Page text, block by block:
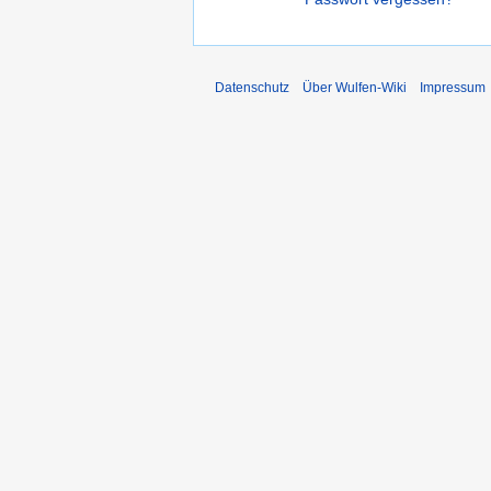
Datenschutz Über Wulfen-Wiki Impressum